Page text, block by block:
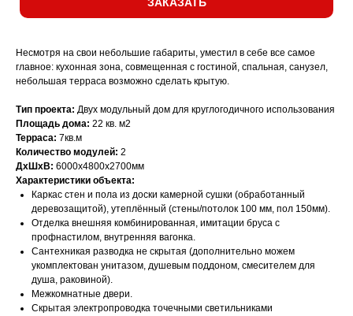
ЗАКАЗАТЬ
Несмотря на свои небольшие габариты, уместил в себе все самое
главное: кухонная зона, совмещенная с гостиной, спальная, санузел,
небольшая терраса возможно сделать крытую.
Тип проекта: Двух модульный дом для круглогодичного использования
Площадь дома: 22 кв. м2
Терраса: 7кв.м
Количество модулей: 2
ДxШxВ: 6000x4800x2700мм
Характеристики объекта:
Каркас стен и пола из доски камерной сушки (обработанный
деревозащитой), утеплённый (стены/потолок 100 мм, пол 150мм).
Отделка внешняя комбинированная, имитации бруса с
профнастилом, внутренняя вагонка.
Сантехникая разводка не скрытая (дополнительно можем
укомплектован унитазом, душевым поддоном, смесителем для
душа, раковиной).
Межкомнатные двери.
Скрытая электропроводка точечными светильниками